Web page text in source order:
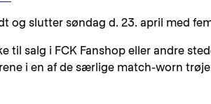
og slutter søndag d. 23. april med
til salg i FCK Fanshop eller andre
i en af de særlige match-worn